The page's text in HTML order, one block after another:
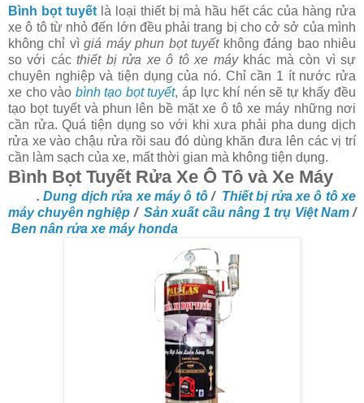
Bình bọt tuyếtlà loại thiết bị mà hầu hết các của hàng rửa
xe ô tô từ nhỏ đến lớn đều phải trang bị cho cở sở của mình
không chỉ vìgiá máy phun bọt tuyếtkhông đáng bao nhiêu
so với cácthiết bị rửa xe ô tô xe máykhác mà còn vì sự
chuyên nghiệp và tiện dụng của nó. Chỉ cần 1 ít nước rửa
xe cho vào bình tạo bọt tuyết, áp lực khí nén sẽ tự khấy đều
tạo bọt tuyết và phun lên bề mặt xe ô tô xe máy những nơi
cần rửa. Quá tiện dụng so với khi xưa phải pha dung dịch
rửa xe vào chậu rửa rồi sau đó dùng khăn đưa lên các vị trí
cần làm sạch của xe, mất thời gian mà không tiện dụng.
Bình Bọt Tuyết Rửa Xe Ô Tô và Xe Máy
. Dung dịch rửa xe máy ô tô/ Thiết bị rửa xe ô tô xe
máy chuyên nghiệp /Sản xuất cầu nâng 1 trụ Việt Nam/
Ben nân rửa xe máy honda